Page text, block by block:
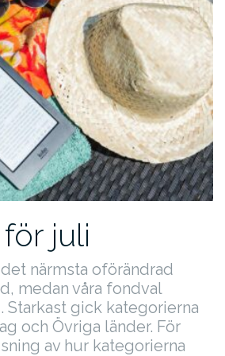
juli
närmsta oförändrad
medan våra fondval
Starkast gick kategorierna
och Övriga länder. För
av hur kategorierna